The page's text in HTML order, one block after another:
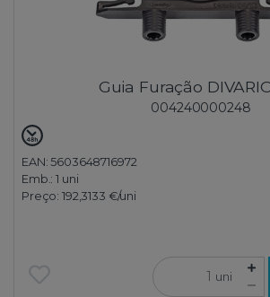
Guia Furação
004240000248
EAN: 5603648716972
Emb.:1 uni
Preço: 192,3133 €/uni
uni